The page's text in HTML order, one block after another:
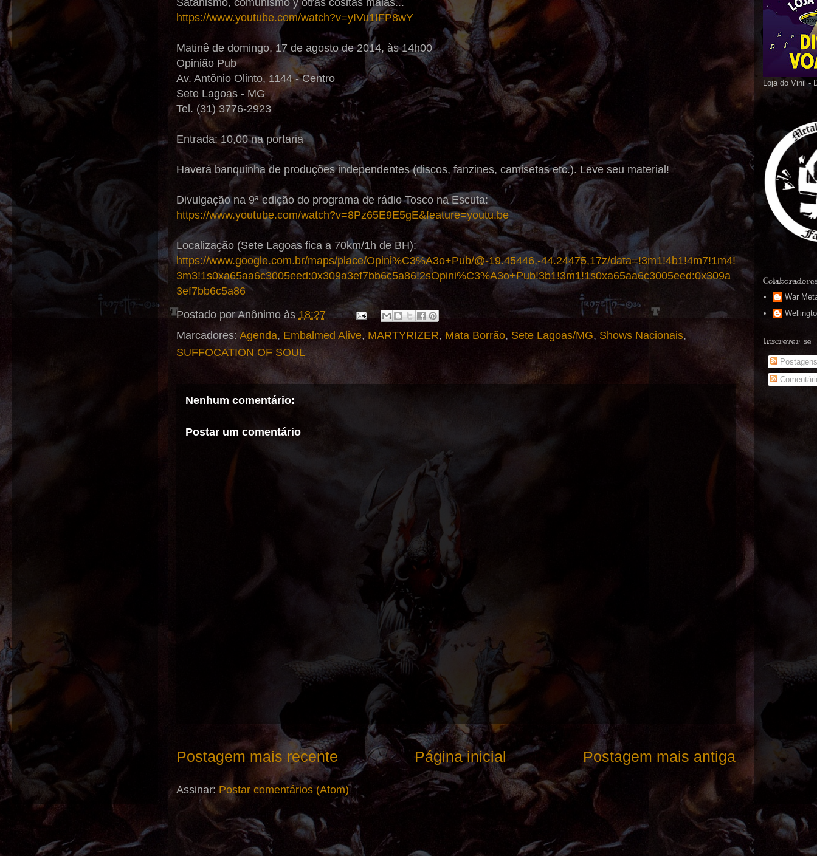
Satanismo, comunismo y otras cositas malas...
https://www.youtube.com/watch?v=yIVu1IFP8wY
Matinê de domingo, 17 de agosto de 2014, às 14h00
Opinião Pub
Av. Antônio Olinto, 1144 - Centro
Sete Lagoas - MG
Tel. (31) 3776-2923
Entrada: 10,00 na portaria
Haverá banquinha de produções independentes (discos, fanzines, camisetas etc.). Leve seu material!
Divulgação na 9ª edição do programa de rádio Tosco na Escuta:
https://www.youtube.com/watch?v=8Pz65E9E5gE&feature=youtu.be
Localização (Sete Lagoas fica a 70km/1h de BH):
https://www.google.com.br/maps/place/Opini%C3%A3o+Pub/@-19.45446,-44.24475,17z/data=!3m1!4b1!4m7!1m4!
3m3!1s0xa65aa6c3005eed:0x309a3ef7bb6c5a86!2sOpini%C3%A3o+Pub!3b1!3m1!1s0xa65aa6c3005eed:0x309a
3ef7bb6c5a86
Postado porAnônimo às 18:27
Marcadores: Agenda, Embalmed Alive, MARTYRIZER, Mata Borrão, Sete Lagoas/MG, Shows Nacionais,
SUFFOCATION OF SOUL
Nenhum comentário:
Postar um comentário
Postagem mais recente Postagem mais antiga
Página inicial
Assinar:Postar comentários (Atom)
Loja do Vinil -
War
Inscrever-se
Postagens